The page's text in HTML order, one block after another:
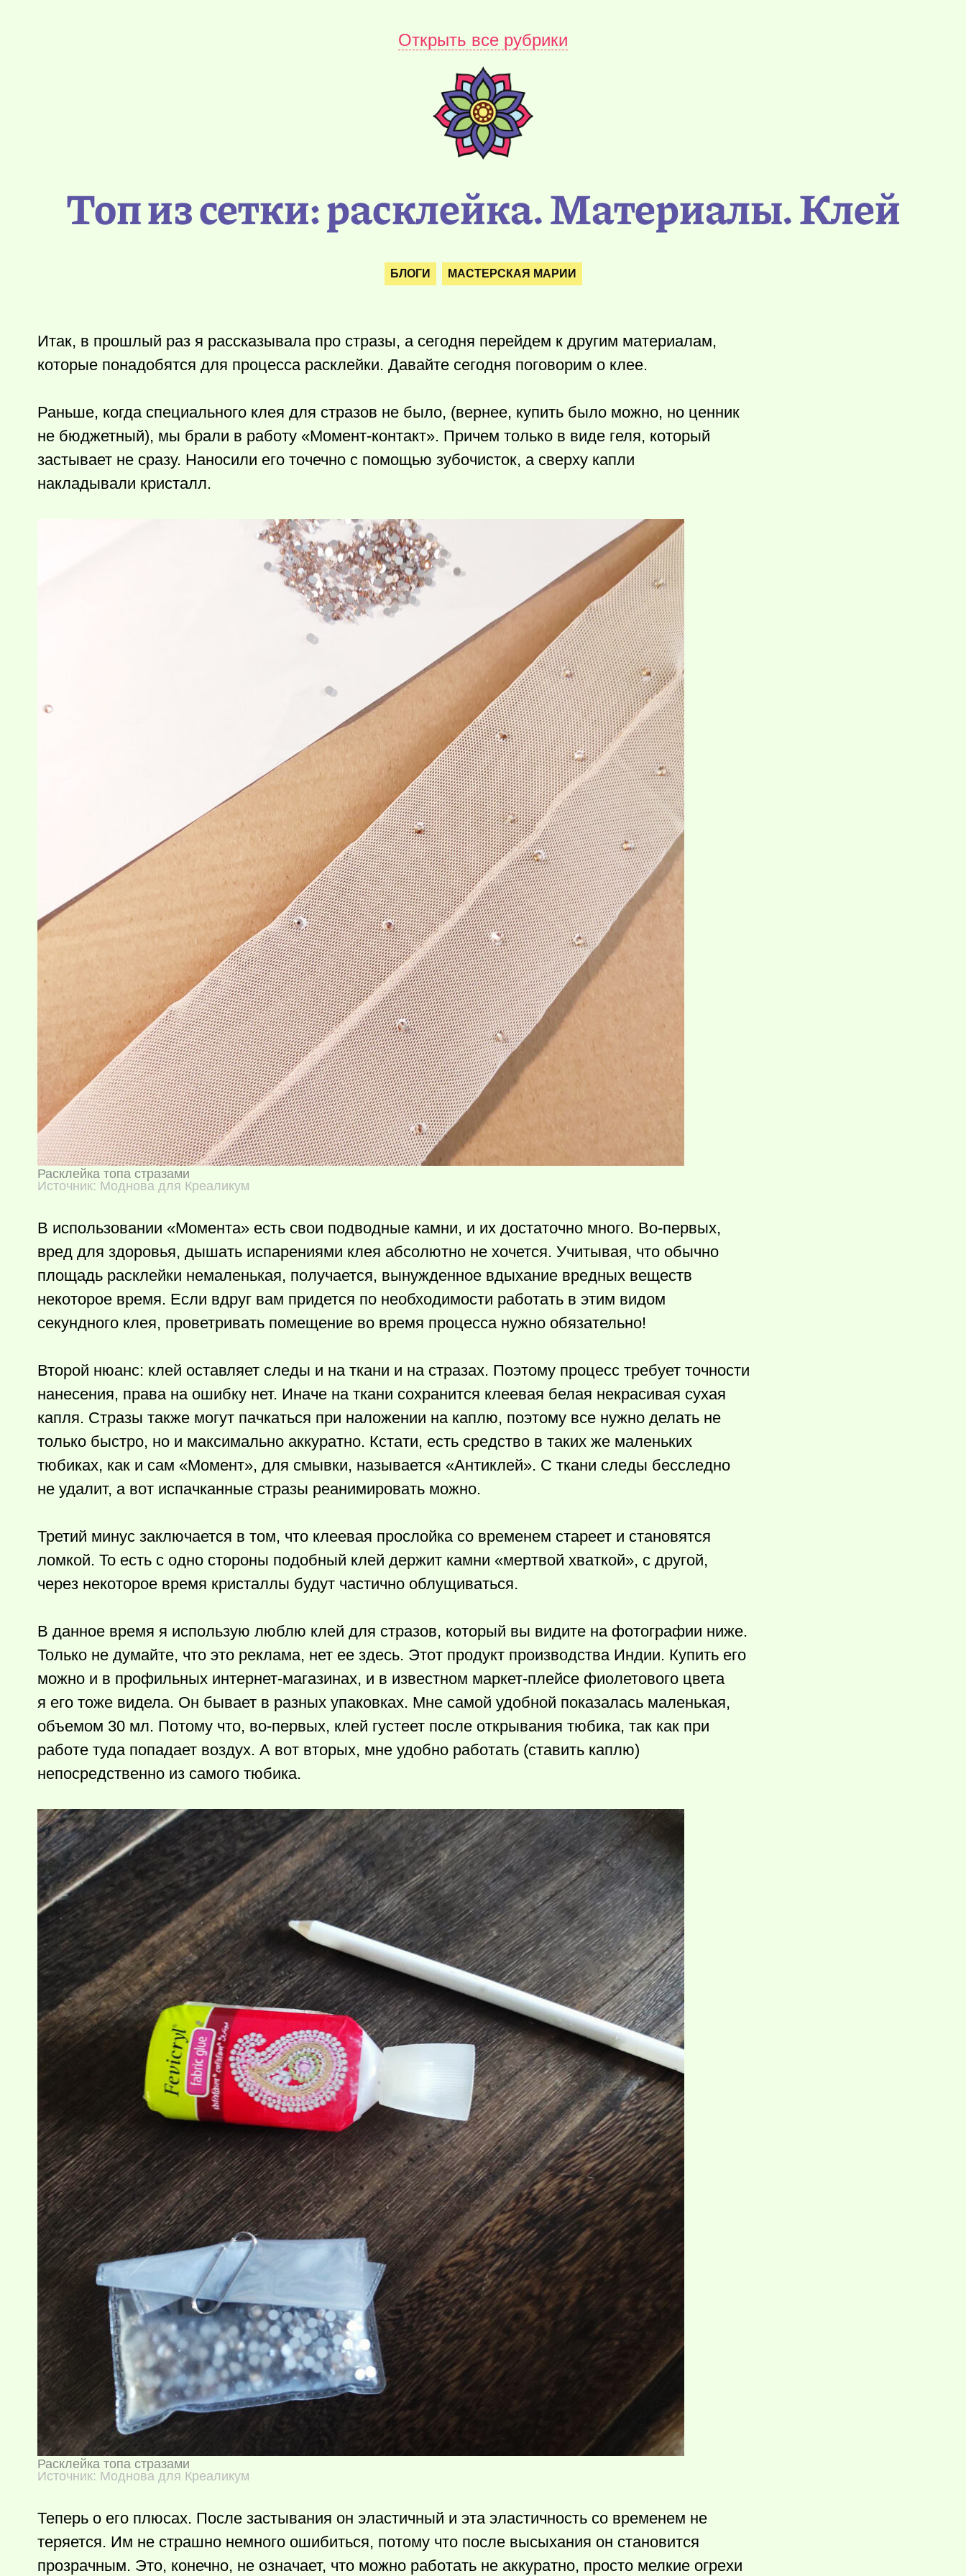
Открыть все рубрики
Топ из сетки: расклейка. Материалы. Клей
БЛОГИ МАСТЕРСКАЯ МАРИИ
Итак, в прошлый раз я рассказывала про стразы, а сегодня перейдем к другим материалам,
которые понадобятся для процесса расклейки. Давайте сегодня поговорим о клее.
Раньше, когда специального клея для стразов не было, (вернее, купить было можно, но ценник
не бюджетный), мы брали в работу «Момент-контакт». Причем только в виде геля, который
застывает не сразу. Наносили его точечно с помощью зубочисток, а сверху капли
накладывали кристалл.
Расклейка топа стразами
Источник: Моднова для Креаликум
В использовании «Момента» есть свои подводные камни, и их достаточно много. Во-первых,
вред для здоровья, дышать испарениями клея абсолютно не хочется. Учитывая, что обычно
площадь расклейки немаленькая, получается, вынужденное вдыхание вредных веществ
некоторое время. Если вдруг вам придется по необходимости работать в этим видом
секундного клея, проветривать помещение во время процесса нужно обязательно!
Второй нюанс: клей оставляет следы и на ткани и на стразах. Поэтому процесс требует точности
нанесения, права на ошибку нет. Иначе на ткани сохранится клеевая белая некрасивая сухая
капля. Стразы также могут пачкаться при наложении на каплю, поэтому все нужно делать не
только быстро, но и максимально аккуратно. Кстати, есть средство в таких же маленьких
тюбиках, как и сам «Момент», для смывки, называется «Антиклей». С ткани следы бесследно
не удалит, а вот испачканные стразы реанимировать можно.
Третий минус заключается в том, что клеевая прослойка со временем стареет и становятся
ломкой. То есть с одно стороны подобный клей держит камни «мертвой хваткой», с другой,
через некоторое время кристаллы будут частично облущиваться.
В данное время я использую люблю клей для стразов, который вы видите на фотографии ниже.
Только не думайте, что это реклама, нет ее здесь. Этот продукт производства Индии. Купить его
можно и в профильных интернет-магазинах, и в известном маркет-плейсе фиолетового цвета
я его тоже видела. Он бывает в разных упаковках. Мне самой удобной показалась маленькая,
объемом 30 мл. Потому что, во-первых, клей густеет после открывания тюбика, так как при
работе туда попадает воздух. А вот вторых, мне удобно работать (ставить каплю)
непосредственно из самого тюбика.
Расклейка топа стразами
Источник: Моднова для Креаликум
Теперь о его плюсах. После застывания он эластичный и эта эластичность со временем не
теряется. Им не страшно немного ошибиться, потому что после высыхания он становится
прозрачным. Это, конечно, не означает, что можно работать не аккуратно, просто мелкие огрехи